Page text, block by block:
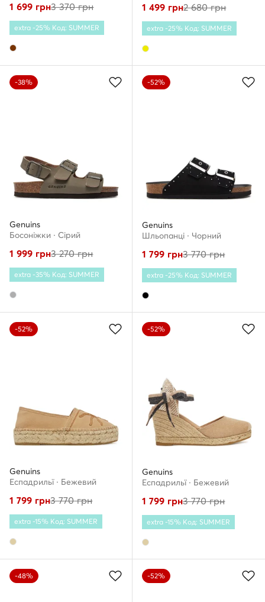
1 699 грн3 370грн
extra -25% Код: SUMMER
1 499 грн2 680грн
extra -25% Код: SUMMER
-38%
Genuins
Босоніжки · Сірий
1 999 грн3 270грн
extra -35% Код: SUMMER
-52%
Genuins
Шльопанці · Чорний
1 799 грн3 770грн
extra -25% Код: SUMMER
-52%
Genuins
Еспадрильї · Бежевий
1 799 грн3 770грн
extra -15% Код: SUMMER
-52%
Genuins
Еспадрильї · Бежевий
1 799 грн3 770грн
extra -15% Код: SUMMER
-48% -52%